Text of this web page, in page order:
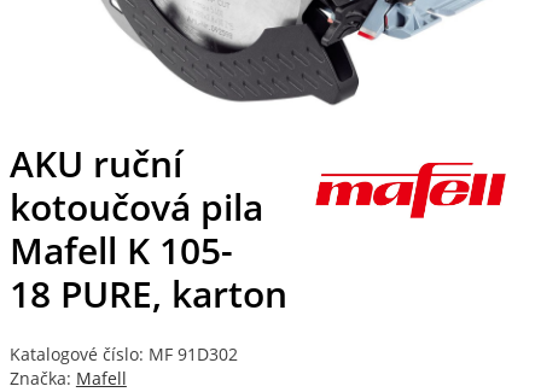
AKU ruční
kotoučová pila
Mafell K 105-
18 PURE, karton
Katalogové číslo: MF 91D302
Značka: Mafell